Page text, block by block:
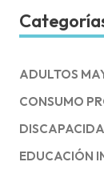
ADULTOS
CONSUMO
EDUCACIÓN